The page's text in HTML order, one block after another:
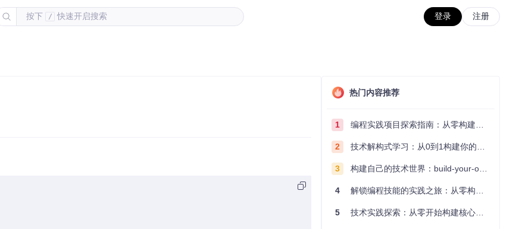
按下 / 快速开启搜索 登录 注册
热门内容推荐
1 编程实践项目探索指南：从零构建技术能力体系
2 技术解构式学习：从0到1构建你的编程知识体系
3 构建自己的技术世界：build-your-own-x项目的实践探索指南
4 解锁编程技能的实践之旅：从零构建你的技术世界
5 技术实践探索：从零开始构建核心系统的实践指南